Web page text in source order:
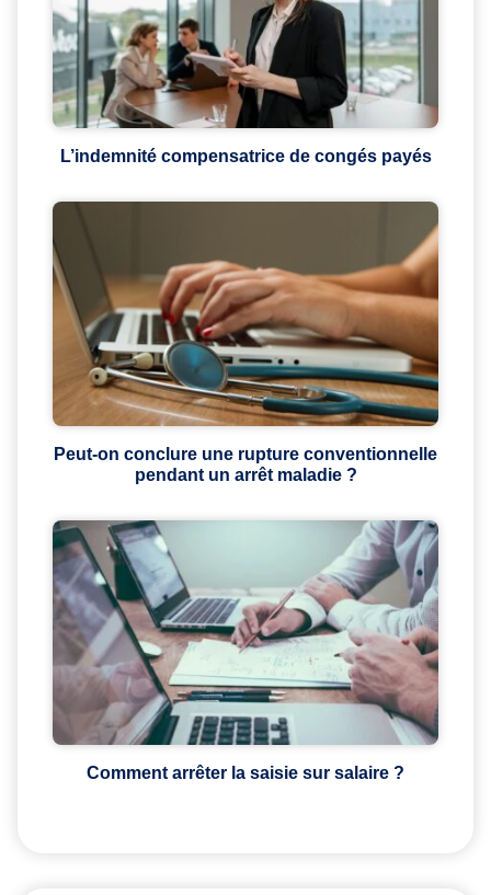
L’indemnité compensatrice de congés payés
Peut-on conclure une rupture conventionnelle
pendant un arrêt maladie ?
Comment arrêter la saisie sur salaire ?